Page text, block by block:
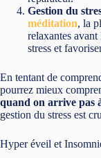
Gestion du
méditation, la
relaxantes
stress et
En tentant de
pourrez mieux
quand on arrive pas
gestion du stress est
Hyper éveil et